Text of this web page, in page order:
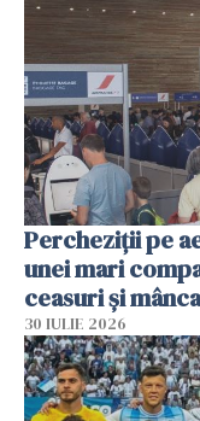
Percheziții pe
unei mari
ceasuri și
30 IULIE 2026